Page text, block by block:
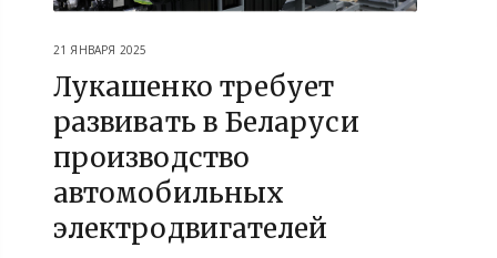
21 ЯНВАРЯ 2025
Лукашенко требует
развивать в Беларуси
производство
автомобильных
электродвигателей